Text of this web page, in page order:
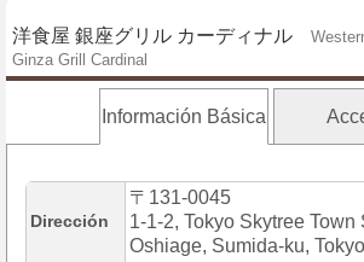
洋食屋 銀座グリル カーディナル
Ginza Grill Cardinal
Información Básica
Dirección
〒131-0045
1-1-2, Tokyo Skytree
Oshiage, Sumida-ku, Tokyo